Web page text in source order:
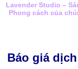
Lavender Studio –
Phong cách của
Báo giá